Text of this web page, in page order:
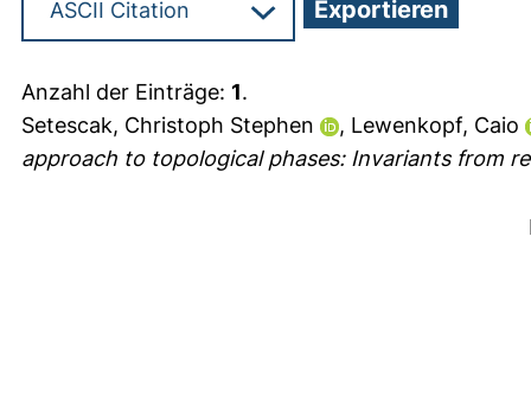
Anzahl der Einträge: 1.
Setescak, Christoph Stephen
, Lewenkopf, Caio
approach to topological phases: Invariants from